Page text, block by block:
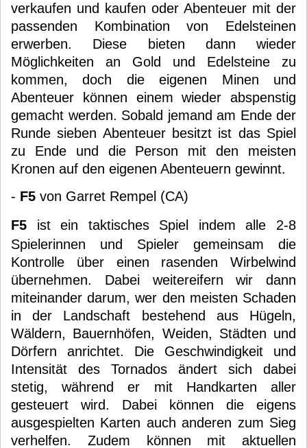
verkaufen und kaufen oder Abenteuer mit der
passenden Kombination von Edelsteinen
erwerben. Diese bieten dann wieder
Möglichkeiten an Gold und Edelsteine zu
kommen, doch die eigenen Minen und
Abenteuer können einem wieder abspenstig
gemacht werden. Sobald jemand am Ende der
Runde sieben Abenteuer besitzt ist das Spiel
zu Ende und die Person mit den meisten
Kronen auf den eigenen Abenteuern gewinnt.
- F5 von Garret Rempel (CA)
F5 ist ein taktisches Spiel indem alle 2-8
Spielerinnen und Spieler gemeinsam die
Kontrolle über einen rasenden Wirbelwind
übernehmen. Dabei weitereifern wir dann
miteinander darum, wer den meisten Schaden
in der Landschaft bestehend aus Hügeln,
Wäldern, Bauernhöfen, Weiden, Städten und
Dörfern anrichtet. Die Geschwindigkeit und
Intensität des Tornados ändert sich dabei
stetig, während er mit Handkarten aller
gesteuert wird. Dabei können die eigens
ausgespielten Karten auch anderen zum Sieg
verhelfen. Zudem können mit aktuellen